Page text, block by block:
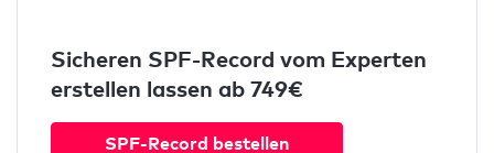
Sicheren SPF-Record vom Experten
erstellen lassen ab 749€
SPF-Record bestellen